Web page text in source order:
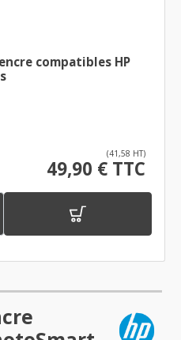
compatibles HP
(41,58 HT)
49,90 € TTC